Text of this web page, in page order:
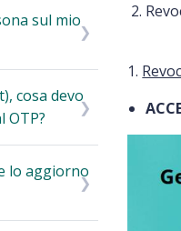
sul mio
cosa devo
OTP?
lo aggiorno
1.